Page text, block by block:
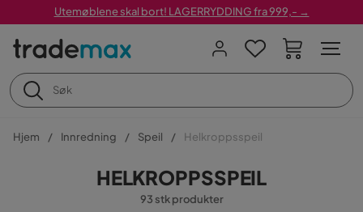
Utemøblene skal bort! LAGERRYDDING fra 999,- →
Hjem Innredning Speil Helkroppsspeil
HELKROPPSSPEIL
93 stk produkter